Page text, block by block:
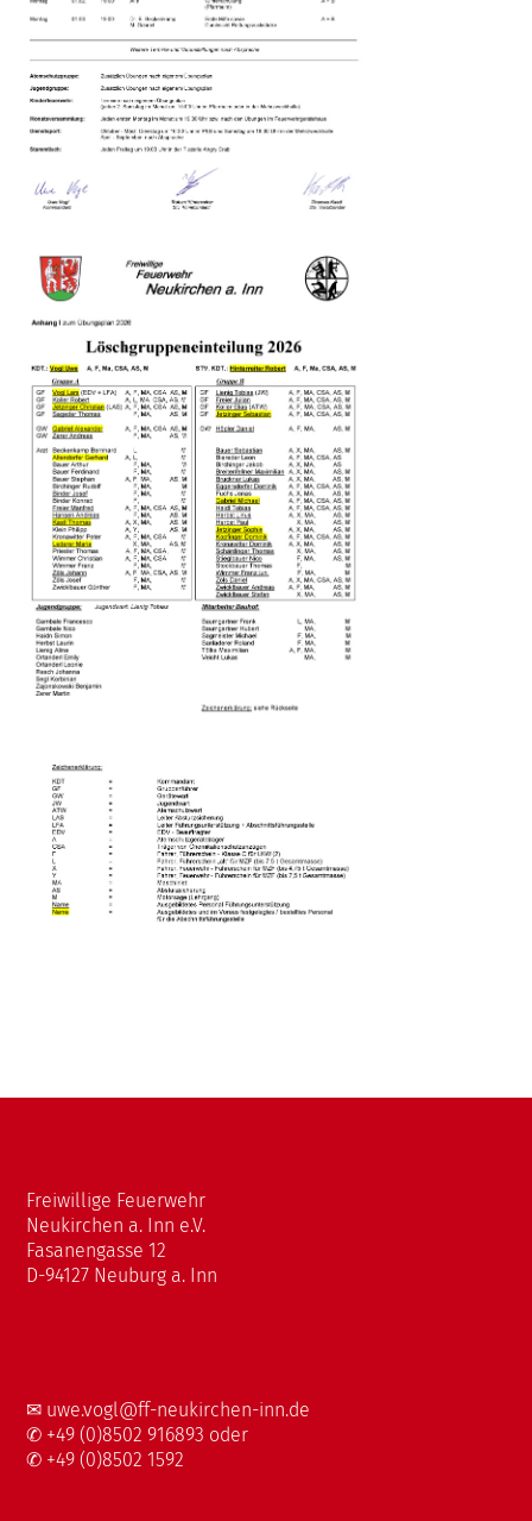
Freiwillige Feuerwehr
Neukirchen a. Inn e.V.
Fasanengasse 12
D-94127 Neuburg a. Inn
✉ uwe.vogl@ff-neukirchen-inn.de
✆ +49 (0)8502 916893 oder
✆ +49 (0)8502 1592